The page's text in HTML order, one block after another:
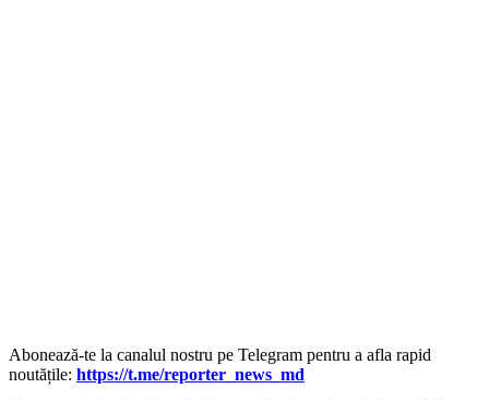
‍Abonează-te la canalul nostru pe Telegram pentru a afla rapid
noutățile: https://t.me/reporter_news_md